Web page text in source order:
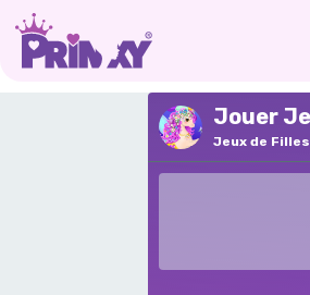
Jouer
Jeux de Filles